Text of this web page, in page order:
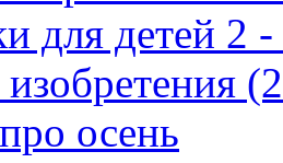
для детей 2 -
осень